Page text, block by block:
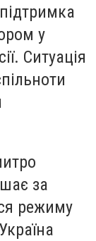
у
Ситуація
за
режиму